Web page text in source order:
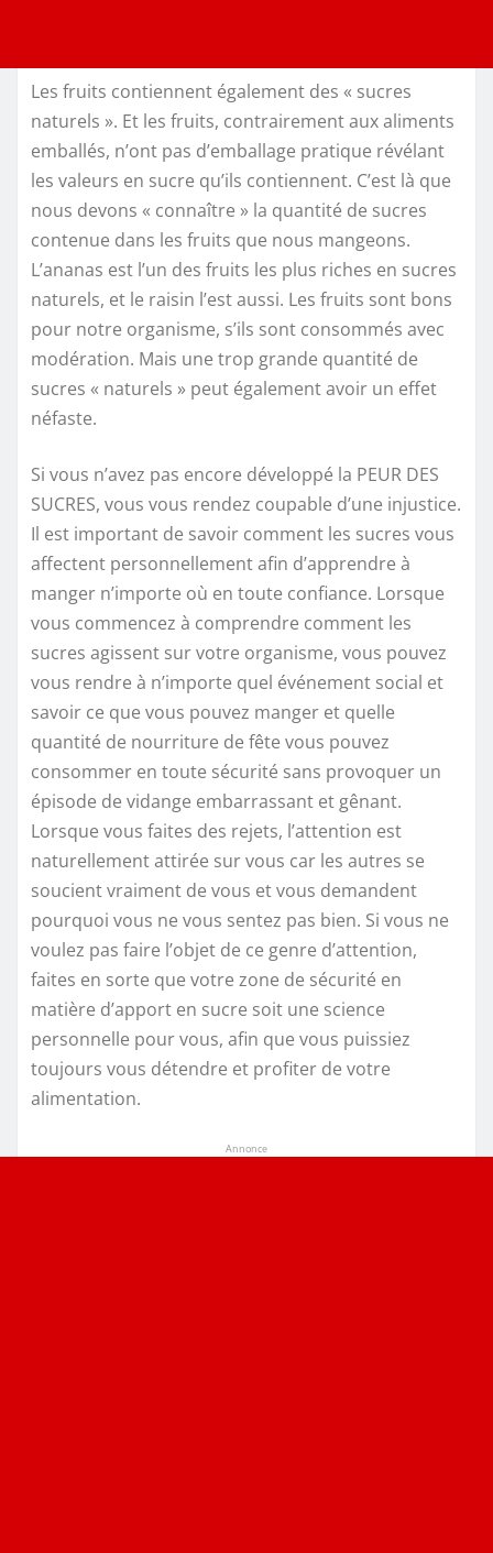
Les fruits contiennent également des « sucres
naturels ». Et les fruits, contrairement aux aliments
emballés, n’ont pas d’emballage pratique révélant
les valeurs en sucre qu’ils contiennent. C’est là que
nous devons « connaître » la quantité de sucres
contenue dans les fruits que nous mangeons.
L’ananas est l’un des fruits les plus riches en sucres
naturels, et le raisin l’est aussi. Les fruits sont bons
pour notre organisme, s’ils sont consommés avec
modération. Mais une trop grande quantité de
sucres « naturels » peut également avoir un effet
néfaste.
Si vous n’avez pas encore développé la PEUR DES
SUCRES, vous vous rendez coupable d’une injustice.
Il est important de savoir comment les sucres vous
affectent personnellement afin d’apprendre à
manger n’importe où en toute confiance. Lorsque
vous commencez à comprendre comment les
sucres agissent sur votre organisme, vous pouvez
vous rendre à n’importe quel événement social et
savoir ce que vous pouvez manger et quelle
quantité de nourriture de fête vous pouvez
consommer en toute sécurité sans provoquer un
épisode de vidange embarrassant et gênant.
Lorsque vous faites des rejets, l’attention est
naturellement attirée sur vous car les autres se
soucient vraiment de vous et vous demandent
pourquoi vous ne vous sentez pas bien. Si vous ne
voulez pas faire l’objet de ce genre d’attention,
faites en sorte que votre zone de sécurité en
matière d’apport en sucre soit une science
personnelle pour vous, afin que vous puissiez
toujours vous détendre et profiter de votre
alimentation.
Annonce